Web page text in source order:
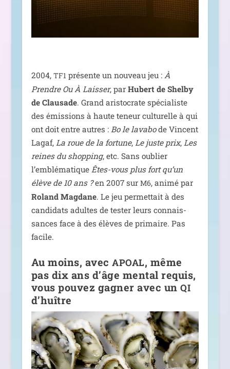
2004, TF1 pré­sente un nou­veau jeu : À
Prendre Ou À Laisser, par Hubert de Shelby
de Clausade. Grand aris­to­crate spé­cia­liste
des émis­sions à haute teneur cultu­relle à qui
ont doit entre autres : Bo le lava­bode Vincent
Lagaf, La roue de la for­tune, Le juste prix, Les
reines du shop­ping, etc. Sans oublier
l’emblématique Êtes-vous plus fort qu’un
élève de 10 ans ?en 2007 sur M6, ani­mé par
Roland Magdane. Le jeu per­met­tait à des
can­di­dats adultes de tes­ter leurs connais­
sances face à des élèves de pri­maire. Pas
facile.
Au moins, avecAPOAL, même
pas dix ans d’âge mental requis,
vous pouvez gagner avec unQI
d’huître